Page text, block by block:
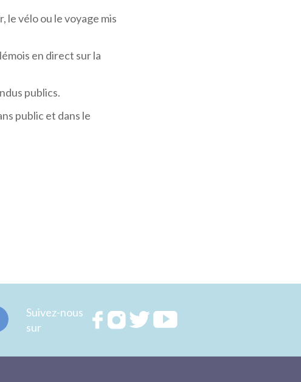
vélo ou le voyage mis
en direct sur la
publics.
public et dans le
Suivez-nous
sur
RejoignezRejoignezRejoignez